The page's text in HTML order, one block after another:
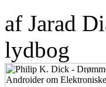
af Jarad
lydbog